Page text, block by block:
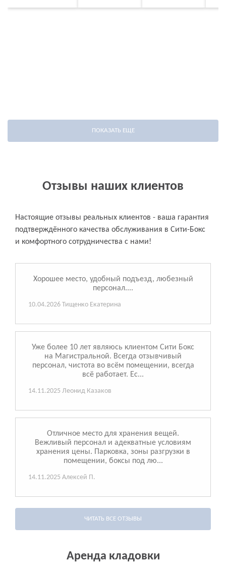
хранения
время
магазина
ПОКАЗАТЬ ЕЩЕ
Отзывы наших клиентов
Настоящие отзывы реальных клиентов - ваша гарантия
подтверждённого качества обслуживания в Сити-Бокс
и комфортного сотрудничества с нами!
Хорошее место, удобный подъезд, любезный
персонал....
10.04.2026 Тищенко Екатерина
Уже более 10 лет являюсь клиентом Сити Бокс
на Магистральной. Всегда отзывчивый
персонал, чистота во всём помещении, всегда
всё работает. Ес...
14.11.2025 Леонид Казаков
Отличное место для хранения вещей.
Вежливый персонал и адекватные условиям
хранения цены. Парковка, зоны разгрузки в
помещении, боксы под лю...
14.11.2025 Алексей П.
ЧИТАТЬ ВСЕ ОТЗЫВЫ
Аренда кладовки